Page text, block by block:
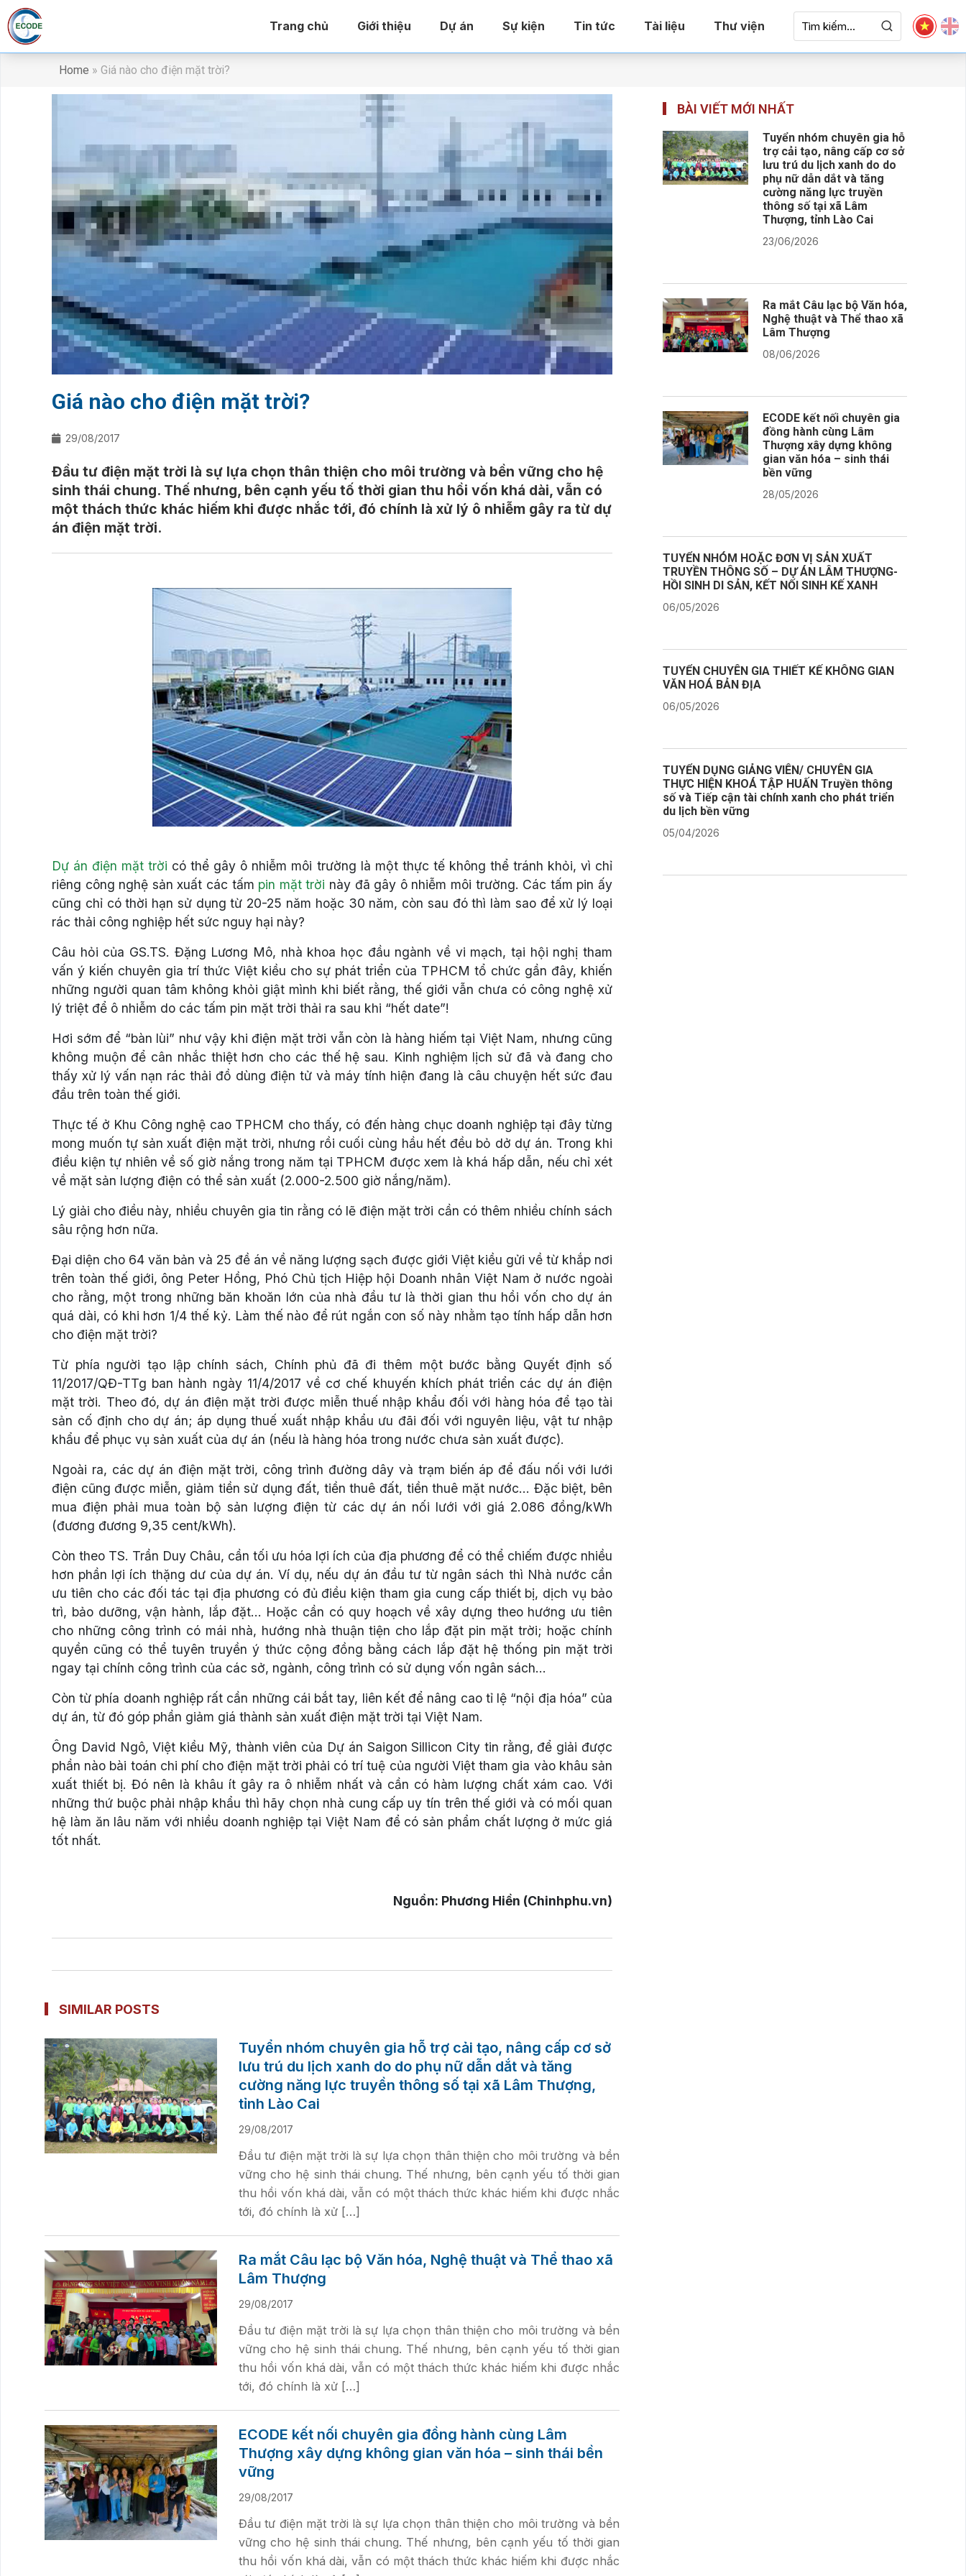
Trang chủ Giới thiệu Dự án Sự kiện Tin tức Tài liệu Thư viện
Home » Giá nào cho điện mặt trời?
Giá nào cho điện mặt trời?
29/08/2017
Đầu tư điện mặt trời là sự lựa chọn thân thiện cho môi trường và bền vững cho hệ
sinh thái chung. Thế nhưng, bên cạnh yếu tố thời gian thu hồi vốn khá dài, vẫn có
một thách thức khác hiếm khi được nhắc tới, đó chính là xử lý ô nhiễm gây ra từ dự
án điện mặt trời.
Dự án điện mặt trời có thể gây ô nhiễm môi trường là một thực tế không thể tránh khỏi, vì chỉ
riêng công nghệ sản xuất các tấm pin mặt trời này đã gây ô nhiễm môi trường. Các tấm pin ấy
cũng chỉ có thời hạn sử dụng từ 20-25 năm hoặc 30 năm, còn sau đó thì làm sao để xử lý loại
rác thải công nghiệp hết sức nguy hại này?
Câu hỏi của GS.TS. Đặng Lương Mô, nhà khoa học đầu ngành về vi mạch, tại hội nghị tham
vấn ý kiến chuyên gia trí thức Việt kiều cho sự phát triển của TPHCM tổ chức gần đây, khiến
những người quan tâm không khỏi giật mình khi biết rằng, thế giới vẫn chưa có công nghệ xử
lý triệt để ô nhiễm do các tấm pin mặt trời thải ra sau khi “hết date”!
Hơi sớm để “bàn lùi” như vậy khi điện mặt trời vẫn còn là hàng hiếm tại Việt Nam, nhưng cũng
không muộn để cân nhắc thiệt hơn cho các thế hệ sau. Kinh nghiệm lịch sử đã và đang cho
thấy xử lý vấn nạn rác thải đồ dùng điện tử và máy tính hiện đang là câu chuyện hết sức đau
đầu trên toàn thế giới.
Thực tế ở Khu Công nghệ cao TPHCM cho thấy, có đến hàng chục doanh nghiệp tại đây từng
mong muốn tự sản xuất điện mặt trời, nhưng rồi cuối cùng hầu hết đều bỏ dở dự án. Trong khi
điều kiện tự nhiên về số giờ nắng trong năm tại TPHCM được xem là khá hấp dẫn, nếu chỉ xét
về mặt sản lượng điện có thể sản xuất (2.000-2.500 giờ nắng/năm).
Lý giải cho điều này, nhiều chuyên gia tin rằng có lẽ điện mặt trời cần có thêm nhiều chính sách
sâu rộng hơn nữa.
Đại diện cho 64 văn bản và 25 đề án về năng lượng sạch được giới Việt kiều gửi về từ khắp nơi
trên toàn thế giới, ông Peter Hồng, Phó Chủ tịch Hiệp hội Doanh nhân Việt Nam ở nước ngoài
cho rằng, một trong những băn khoăn lớn của nhà đầu tư là thời gian thu hồi vốn cho dự án
quá dài, có khi hơn 1/4 thế kỷ. Làm thế nào để rút ngắn con số này nhằm tạo tính hấp dẫn hơn
cho điện mặt trời?
Từ phía người tạo lập chính sách, Chính phủ đã đi thêm một bước bằng Quyết định số
11/2017/QĐ-TTg ban hành ngày 11/4/2017 về cơ chế khuyến khích phát triển các dự án điện
mặt trời. Theo đó, dự án điện mặt trời được miễn thuế nhập khẩu đối với hàng hóa để tạo tài
sản cố định cho dự án; áp dụng thuế xuất nhập khẩu ưu đãi đối với nguyên liệu, vật tư nhập
khẩu để phục vụ sản xuất của dự án (nếu là hàng hóa trong nước chưa sản xuất được).
Ngoài ra, các dự án điện mặt trời, công trình đường dây và trạm biến áp để đấu nối với lưới
điện cũng được miễn, giảm tiền sử dụng đất, tiền thuê đất, tiền thuê mặt nước… Đặc biệt, bên
mua điện phải mua toàn bộ sản lượng điện từ các dự án nối lưới với giá 2.086 đồng/kWh
(đương đương 9,35 cent/kWh).
Còn theo TS. Trần Duy Châu, cần tối ưu hóa lợi ích của địa phương để có thể chiếm được nhiều
hơn phần lợi ích thặng dư của dự án. Ví dụ, nếu dự án đầu tư từ ngân sách thì Nhà nước cần
ưu tiên cho các đối tác tại địa phương có đủ điều kiện tham gia cung cấp thiết bị, dịch vụ bảo
trì, bảo dưỡng, vận hành, lắp đặt… Hoặc cần có quy hoạch về xây dựng theo hướng ưu tiên
cho những công trình có mái nhà, hướng nhà thuận tiện cho lắp đặt pin mặt trời; hoặc chính
quyền cũng có thể tuyên truyền ý thức cộng đồng bằng cách lắp đặt hệ thống pin mặt trời
ngay tại chính công trình của các sở, ngành, công trình có sử dụng vốn ngân sách…
Còn từ phía doanh nghiệp rất cần những cái bắt tay, liên kết để nâng cao tỉ lệ “nội địa hóa” của
dự án, từ đó góp phần giảm giá thành sản xuất điện mặt trời tại Việt Nam.
Ông David Ngô, Việt kiều Mỹ, thành viên của Dự án Saigon Sillicon City tin rằng, để giải được
phần nào bài toán chi phí cho điện mặt trời phải có trí tuệ của người Việt tham gia vào khâu sản
xuất thiết bị. Đó nên là khâu ít gây ra ô nhiễm nhất và cần có hàm lượng chất xám cao. Với
những thứ buộc phải nhập khẩu thì hãy chọn nhà cung cấp uy tín trên thế giới và có mối quan
hệ làm ăn lâu năm với nhiều doanh nghiệp tại Việt Nam để có sản phẩm chất lượng ở mức giá
tốt nhất.
Nguồn: Phương Hiền (Chinhphu.vn)
SIMILAR POSTS
Tuyển nhóm chuyên gia hỗ trợ cải tạo, nâng cấp cơ sở
lưu trú du lịch xanh do do phụ nữ dẫn dắt và tăng
cường năng lực truyền thông số tại xã Lâm Thượng,
tỉnh Lào Cai
29/08/2017
Đầu tư điện mặt trời là sự lựa chọn thân thiện cho môi trường và bền
vững cho hệ sinh thái chung. Thế nhưng, bên cạnh yếu tố thời gian
thu hồi vốn khá dài, vẫn có một thách thức khác hiếm khi được nhắc
tới, đó chính là xử […]
Ra mắt Câu lạc bộ Văn hóa, Nghệ thuật và Thể thao xã
Lâm Thượng
29/08/2017
Đầu tư điện mặt trời là sự lựa chọn thân thiện cho môi trường và bền
vững cho hệ sinh thái chung. Thế nhưng, bên cạnh yếu tố thời gian
thu hồi vốn khá dài, vẫn có một thách thức khác hiếm khi được nhắc
tới, đó chính là xử […]
ECODE kết nối chuyên gia đồng hành cùng Lâm
Thượng xây dựng không gian văn hóa – sinh thái bền
vững
29/08/2017
Đầu tư điện mặt trời là sự lựa chọn thân thiện cho môi trường và bền
vững cho hệ sinh thái chung. Thế nhưng, bên cạnh yếu tố thời gian
thu hồi vốn khá dài, vẫn có một thách thức khác hiếm khi được nhắc
BÀI VIẾT MỚI NHẤT
Tuyển nhóm chuyên gia hỗ
trợ cải tạo, nâng cấp cơ sở
lưu trú du lịch xanh do do
phụ nữ dẫn dắt và tăng
cường năng lực truyền
thông số tại xã Lâm
Thượng, tỉnh Lào Cai
23/06/2026
Ra mắt Câu lạc bộ Văn hóa,
Nghệ thuật và Thể thao xã
Lâm Thượng
08/06/2026
ECODE kết nối chuyên gia
đồng hành cùng Lâm
Thượng xây dựng không
gian văn hóa – sinh thái
bền vững
28/05/2026
TUYỂN NHÓM HOẶC ĐƠN VỊ SẢN XUẤT
TRUYỀN THÔNG SỐ – DỰ ÁN LÂM THƯỢNG-
HỒI SINH DI SẢN, KẾT NỐI SINH KẾ XANH
06/05/2026
TUYỂN CHUYÊN GIA THIẾT KẾ KHÔNG GIAN
VĂN HOÁ BẢN ĐỊA
06/05/2026
TUYỂN DỤNG GIẢNG VIÊN/ CHUYÊN GIA
THỰC HIỆN KHOÁ TẬP HUẤN Truyền thông
số và Tiếp cận tài chính xanh cho phát triển
du lịch bền vững
05/04/2026